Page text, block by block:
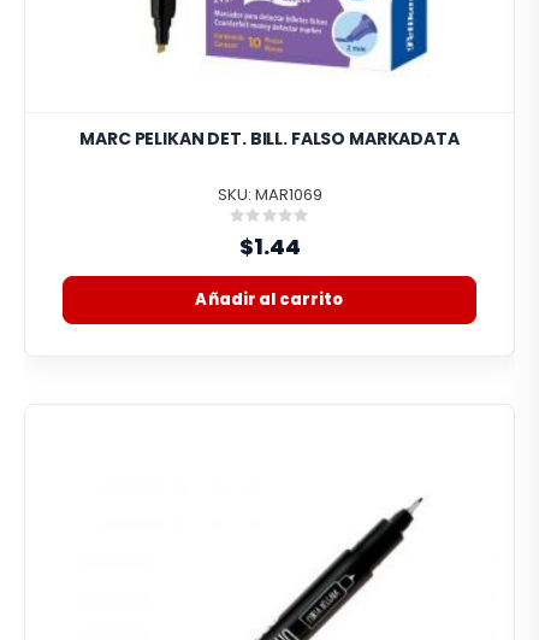
MARC PELIKAN DET. BILL. FALSO MARKADATA
SKU: MAR1069
Rating:
0%
$1.44
Añadir al carrito